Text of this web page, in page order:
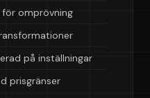
för omprövning
på inställningar
prisgränser